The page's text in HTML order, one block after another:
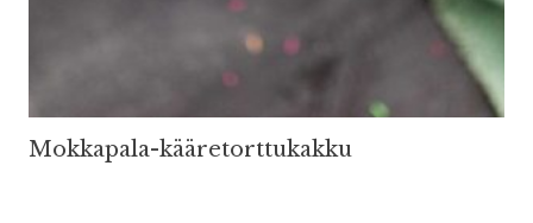
Mokkapala-kääretorttukakku